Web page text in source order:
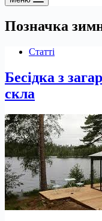
Позначка
Статті
Бесідка з
скла